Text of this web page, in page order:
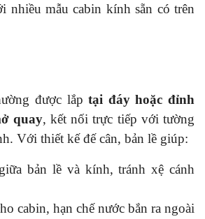
nhiều mẫu cabin kính sẵn có trên
được lắptại đáy hoặc đỉnh
quay, kết nối trực tiếp với tường
Với thiết kế đế cân, bản lề giúp:
bản lề và kính, tránh xệ cánh
cabin, hạn chế nước bắn ra ngoài